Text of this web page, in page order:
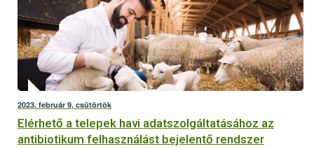
2023. február 9, csütörtök
Elérhető a telepek havi adatszolgáltatásához az
antibiotikum felhasználást bejelentő rendszer